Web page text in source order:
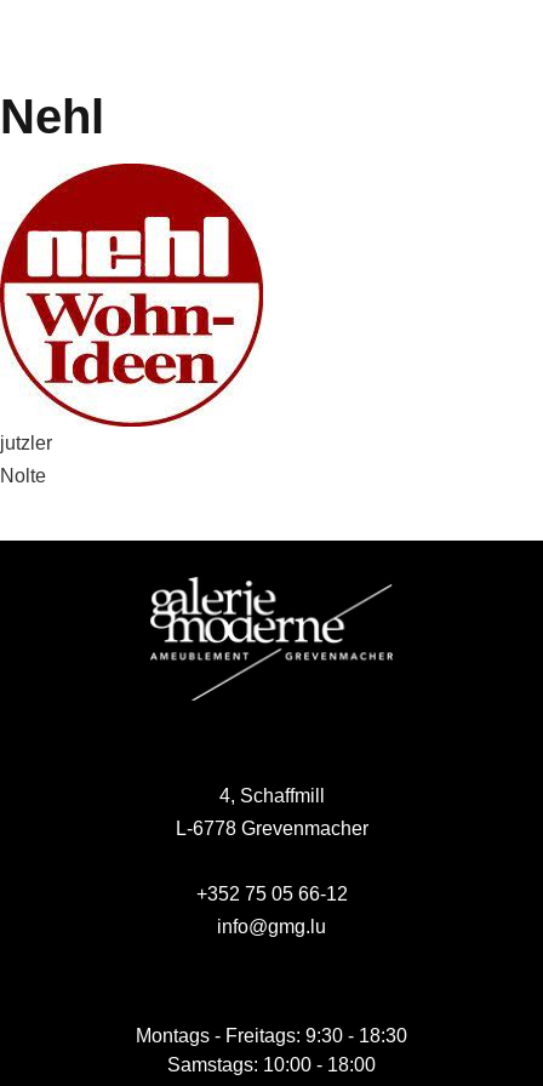
Nehl
Beitragsnavigation
jutzler
Nolte
4, Schaffmill
L-6778 Grevenmacher
+352 75 05 66-12
info@gmg.lu
Montags - Freitags: 9:30 - 18:30
Samstags: 10:00 - 18:00